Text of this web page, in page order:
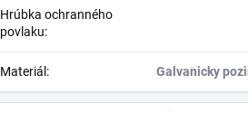
Hrúbka ochranného
povlaku:
Materiál : Galvanicky